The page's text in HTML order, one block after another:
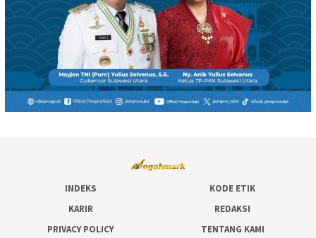
INDEKS
KODE ETIK
KARIR
REDAKSI
PRIVACY POLICY
TENTANG KAMI